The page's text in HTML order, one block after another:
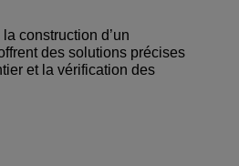
construction d’un
des solutions précises
et la vérification des